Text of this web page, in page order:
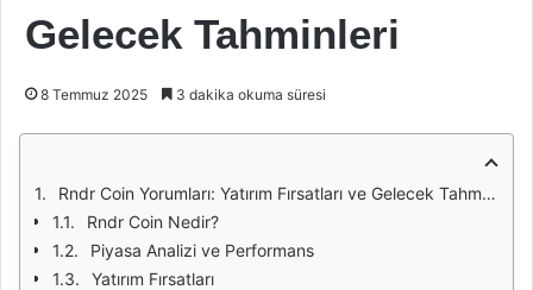
Gelecek Tahminleri
8 Temmuz 2025 3 dakika okuma süresi
Rndr Coin Yorumları: Yatırım Fırsatları ve Gelecek Tahminleri
Rndr Coin Nedir?
Piyasa Analizi ve Performans
Yatırım Fırsatları